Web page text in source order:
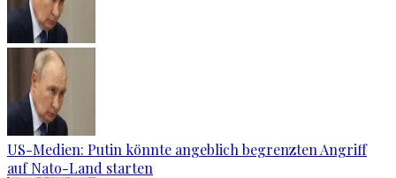
US-Medien: Putin könnte angeblich begrenzten Angriff
auf Nato-Land starten